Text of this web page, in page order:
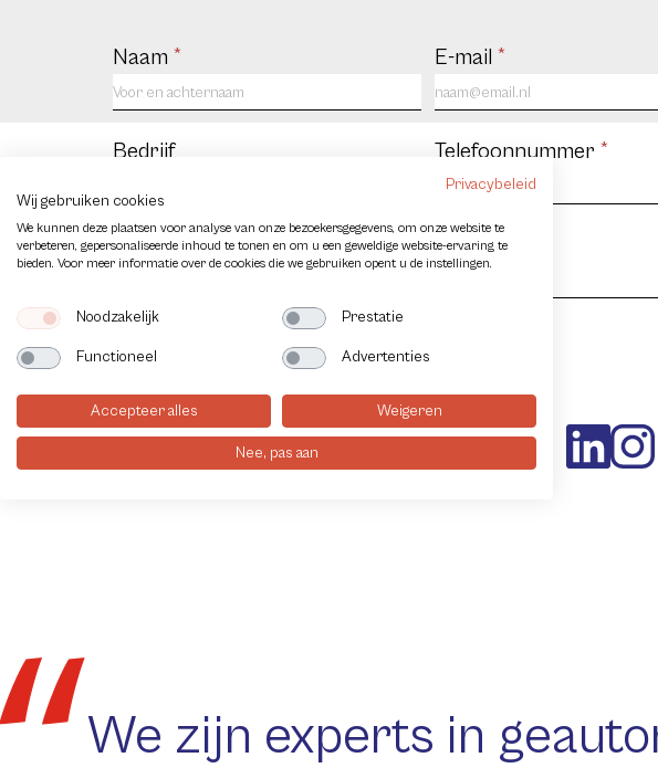
Contact
us
NL
Naam * E-mail *
Bedrijf Telefoonnummer *
Bericht
Verzenden
Volg ons
We zijn experts in
Privacybeleid
Wij gebruiken cookies
We kunnen deze plaatsen voor analyse van onze bezoekersgegevens, om onze website te
verbeteren, gepersonaliseerde inhoud te tonen en om u een geweldige website-ervaring te
bieden. Voor meer informatie over de cookies die we gebruiken opent u de instellingen.
Noodzakelijk Prestatie
Functioneel Advertenties
Accepteer alles Weigeren
Nee, pas aan